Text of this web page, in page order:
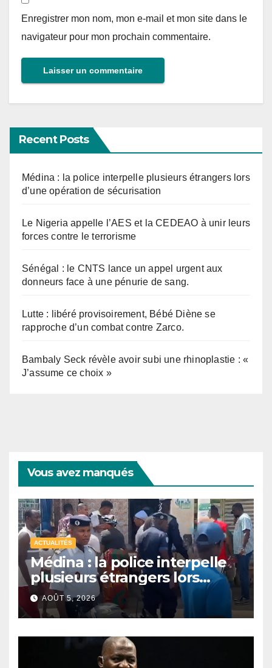
Enregistrer mon nom, mon e-mail et mon site dans le
navigateur pour mon prochain commentaire.
Recent Posts
Médina : la police interpelle plusieurs étrangers lors
d’une opération de sécurisation
Le Nigeria appelle l’AES et la CEDEAO à unir leurs
forces contre le terrorisme
Sénégal : le CNTS lance un appel urgent aux
donneurs face à une pénurie de sang.
Lutte : libéré provisoirement, Bébé Diène se
rapproche d’un combat contre Zarco.
Bambaly Seck révèle avoir subi une rhinoplastie : «
J’assume ce choix »
Vous avez manqués
ACTUALITÉS
Médina : la police interpelle
plusieurs étrangers lors
d’une opération de
sécurisation
AOÛT 5, 2026